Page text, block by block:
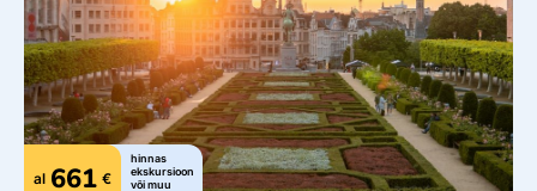
al 661 €
hinnas
ekskursioon
või muu
Reisikonsultandid
Tule tööle! Uudised ja pressiteated
Teenustasud Müügitingimused
Privaatsusteave
Küpsiste info